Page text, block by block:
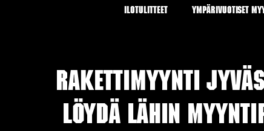
ILOTULITTEET YMPÄRIVUOTISET
Rakettimyynti
Löydä lähin